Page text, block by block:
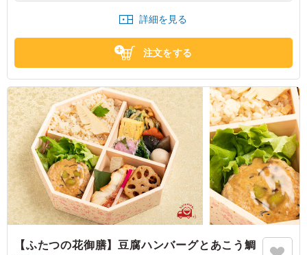
東京都中央区新川2025/06/24
詳細を見る
注文をする
【ふたつの花御膳】豆腐ハンバーグとあこう鯛